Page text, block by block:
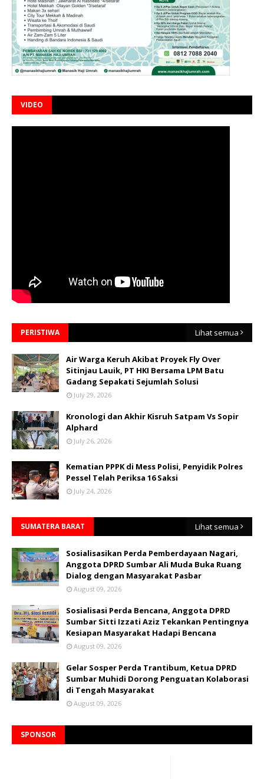
VIDEO
PERISTIWA Lihat semua
Air Warga Keruh Akibat Proyek Fly Over
Sitinjau Lauik, PT HKI Bersama LPM Batu
Gadang Sepakati Sejumlah Solusi
July 29, 2026
Kronologi dan Akhir Kisruh Satpam Vs Sopir
Alphard
July 26, 2026
Kematian PPPK di Mess Polisi, Penyidik Polres
Pessel Telah Periksa 16 Saksi
July 24, 2026
SUMATERA BARAT Lihat semua
Sosialisasikan Perda Pemberdayaan Nagari,
Anggota DPRD Sumbar Ali Muda Buka Ruang
Dialog dengan Masyarakat Pasbar
August 09, 2026
Sosialisasi Perda Bencana, Anggota DPRD
Sumbar Sitti Izzati Aziz Tekankan Pentingnya
Kesiapan Masyarakat Hadapi Bencana
August 09, 2026
Gelar Sosper Perda Trantibum, Ketua DPRD
Sumbar Muhidi Dorong Penguatan Kolaborasi
di Tengah Masyarakat
August 09, 2026
SPONSOR